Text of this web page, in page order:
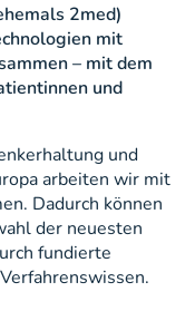
2med)
mit
– mit dem
und
und
arbeiten wir mit
Dadurch können
der neuesten
fundierte